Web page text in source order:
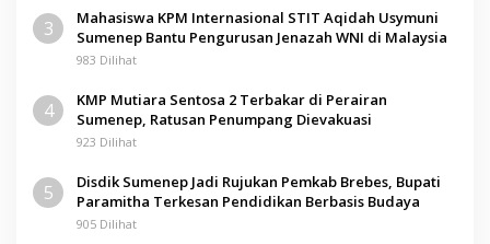
3
Mahasiswa KPM Internasional STIT Aqidah Usymuni
Sumenep Bantu Pengurusan Jenazah WNI di Malaysia
983 Dilihat
4
KMP Mutiara Sentosa 2 Terbakar di Perairan
Sumenep, Ratusan Penumpang Dievakuasi
923 Dilihat
5
Disdik Sumenep Jadi Rujukan Pemkab Brebes, Bupati
Paramitha Terkesan Pendidikan Berbasis Budaya
905 Dilihat